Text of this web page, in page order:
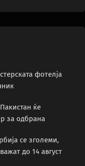
фотелја
ќе
за одбрана
се зголеми,
до 14 август